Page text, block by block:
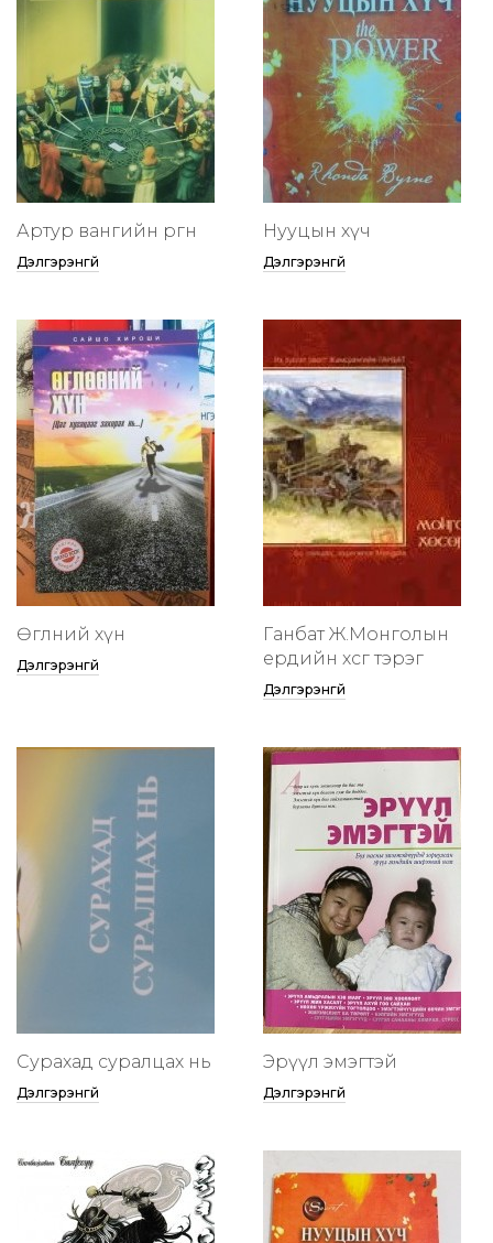
Артур вангийн өргөөнөө
Дэлгэрэнгүй
Нууцын хүч
Дэлгэрэнгүй
Өглөөний хүн
Дэлгэрэнгүй
Ганбат Ж.Монголын
ердийн хөсөг тэрэг
Дэлгэрэнгүй
Сурахад суралцах нь
Дэлгэрэнгүй
Эрүүл эмэгтэй
Дэлгэрэнгүй